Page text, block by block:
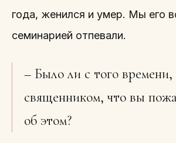
года, женился и умер. Мы его
семинарией отпевали.
– Было ли с того
священником, что вы
об этом?